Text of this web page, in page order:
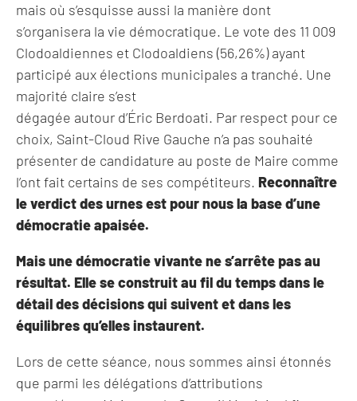
mais où s’esquisse aussi la manière dont
s’organisera la vie démocratique. Le vote des 11 009
Clodoaldiennes et Clodoaldiens (56,26%) ayant
participé aux élections municipales a tranché. Une
majorité claire s’est
dégagée autour d’Éric Berdoati. Par respect pour ce
choix, Saint-Cloud Rive Gauche n’a pas souhaité
présenter de candidature au poste de Maire comme
l’ont fait certains de ses compétiteurs. Reconnaître
le verdict des urnes est pour nous la base d’une
démocratie apaisée.
Mais une démocratie vivante ne s’arrête pas au
résultat. Elle se construit au fil du temps dans le
détail des décisions qui suivent et dans les
équilibres qu’elles instaurent.
Lors de cette séance, nous sommes ainsi étonnés
que parmi les délégations d’attributions